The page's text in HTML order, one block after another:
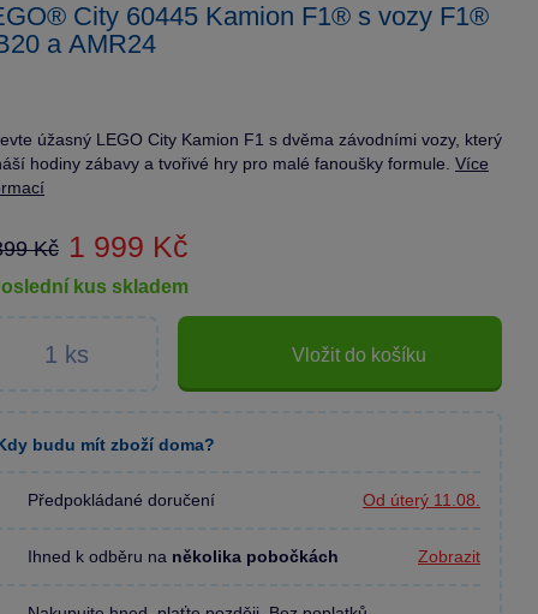
City 60445 Kamion F1® s vozy F1®
a AMR24
úžasný LEGO City Kamion F1 s dvěma závodními vozy, který
hodiny zábavy a tvořivé hry pro malé fanoušky formule. Více
Kč 1 999 Kč
poslední kus skladem
Vložit do košíku
budu mít zboží doma?
Předpokládané doručení Od úterý 11.08.
Ihned k odběru na několika pobočkách Zobrazit